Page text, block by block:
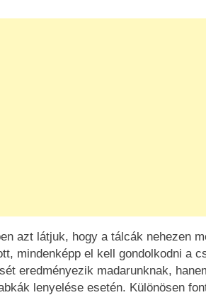
azt látjuk, hogy a tálcák nehezen
mindenképp el kell gondolkodni a
eredményezik madarunknak,
lenyelése esetén. Különösen